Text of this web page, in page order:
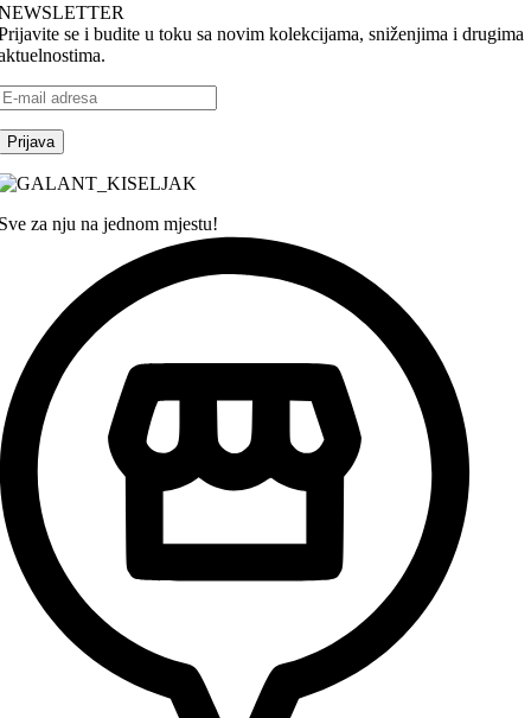
se i budite u toku sa novim kolekcijama, sniženjima i drugima
za nju na jednom mjestu!